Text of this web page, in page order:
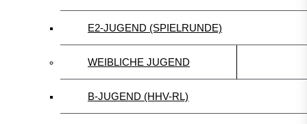
E2-JUGEND (SPIELRUNDE)
WEIBLICHE JUGEND
B-JUGEND (HHV-RL)